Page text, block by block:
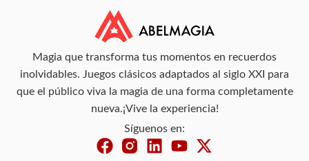
Magia que transforma tus momentos en recuerdos
inolvidables. Juegos clásicos adaptados al siglo XXI para
que el público viva la magia de una forma completamente
nueva.¡Vive la experiencia!
Síguenos en: